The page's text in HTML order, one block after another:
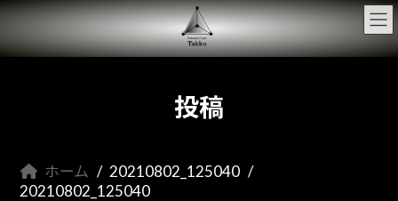
コ
テ
ナ
ゲ
投稿
ホーム
20210802_125040
20210802_125040